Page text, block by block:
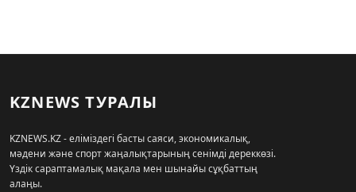
KZNEWS ТУРАЛЫ
KZNEWS.KZ - еліміздегі басты саяси, экономикалық,
мәдени және спорт жаңалықтарының сенімді дереккөзі.
Үздік сараптамалық мақала мен шынайы сұқбаттың
алаңы.